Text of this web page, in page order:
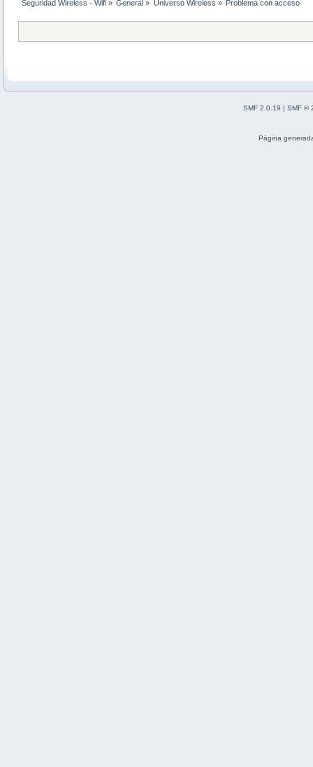
Seguridad Wireless - Wifi » General » Universo Wireless » Problema con acceso
SMF 2.0.19 | SMF ©
Página